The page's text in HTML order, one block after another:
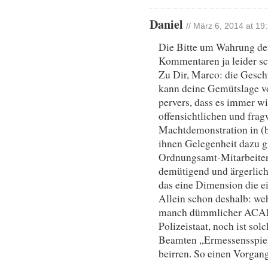
Daniel // März 6, 2014 at
Die Bitte um Wahrung
Kommentaren ja leider
Zu Dir, Marco: die
kann deine Gemütslage
pervers, dass es immer
offensichtlichen und
Machtdemonstration in
ihnen Gelegenheit dazu
Ordnungsamt-
demütigend und
das eine Dimension die
Allein schon deshalb:
manch dümmlicher
Polizeistaat, noch ist
Beamten
beirren. So einen